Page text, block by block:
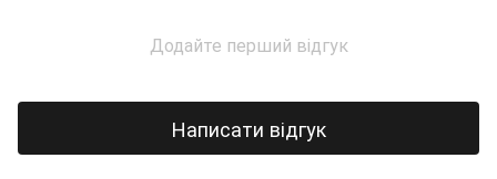
Додайте перший відгук
Написати відгук